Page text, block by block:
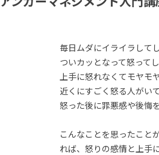
毎日ムダにイライラして
ついカッとなって怒って
上手に怒れなくてモヤモ
近くにすごく怒る人がい
怒った後に罪悪感や後悔
こんなことを思ったこと
れば、怒りの感情と上手